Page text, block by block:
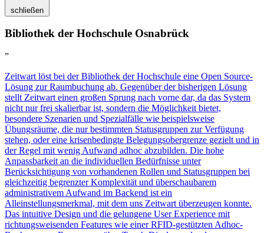
schließen
Bibliothek der Hochschule Osnabrück
”
Zeitwart löst bei der Bibliothek der Hochschule eine Open Source-
Lösung zur Raumbuchung ab. Gegenüber der bisherigen Lösung
stellt Zeitwart einen großen Sprung nach vorne dar, da das System
nicht nur frei skalierbar ist, sondern die Möglichkeit bietet,
besondere Szenarien und Spezialfälle wie beispielsweise
Übungsräume, die nur bestimmten Statusgruppen zur Verfügung
stehen, oder eine krisenbedingte Belegungsobergrenze gezielt und in
der Regel mit wenig Aufwand adhoc abzubilden. Die hohe
Anpassbarkeit an die individuellen Bedürfnisse unter
Berücksichtigung von vorhandenen Rollen und Statusgruppen bei
gleichzeitig begrenzter Komplexität und überschaubarem
administrativem Aufwand im Backend ist ein
Alleinstellungsmerkmal, mit dem uns Zeitwart überzeugen konnte.
Das intuitive Design und die gelungene User Experience mit
richtungsweisenden Features wie einer RFID-gestützten Adhoc-